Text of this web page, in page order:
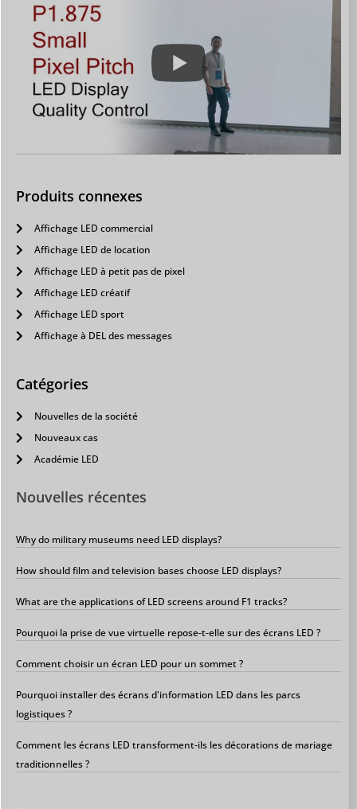
Produits connexes
Affichage LED commercial
Affichage LED de location
Affichage LED à petit pas de pixel
Affichage LED créatif
Affichage LED sport
Affichage à DEL des messages
Catégories
Nouvelles de la société
Nouveaux cas
Académie LED
Nouvelles récentes
Why do military museums need LED displays?
How should film and television bases choose LED displays?
What are the applications of LED screens around F1 tracks?
Pourquoi la prise de vue virtuelle repose-t-elle sur des écrans LED ?
Comment choisir un écran LED pour un sommet ?
Pourquoi installer des écrans d'information LED dans les parcs
logistiques ?
Comment les écrans LED transforment-ils les décorations de mariage
traditionnelles ?